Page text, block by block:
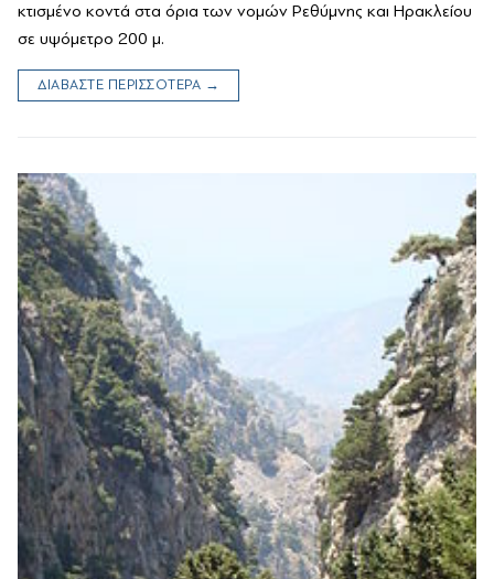
κτισμένο κοντά στα όρια των νομών Ρε­θύμνης και Ηρακλείου
σε υψόμετρο 200 μ.
ΔΙΑΒΑΣΤΕ ΠΕΡΙΣΣΟΤΕΡΑ →